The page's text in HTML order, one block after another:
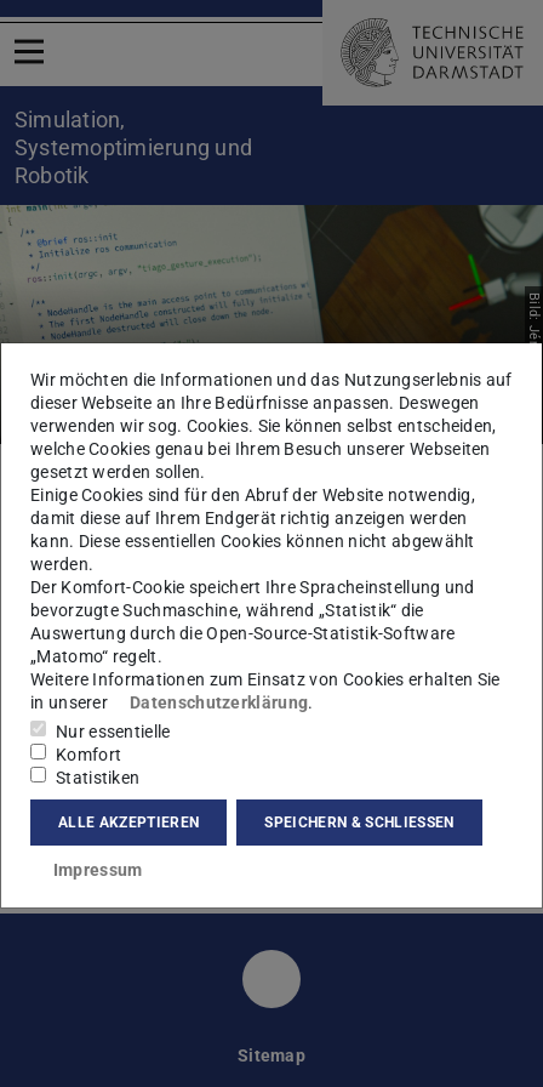
Menü öffnen
Simulation,
Systemoptimierung und
Robotik
XABSL Bild: Jérôme Kirchhoff
Sie befinden sich hier:
TU Darmstadt Informatik
XABSL
KONTAKT
Die Extensible Agent Behavior Specification Language
XABSLermöglicht die effektive Beschreibung komplexen
Verhaltens autonomer Roboter und Multiagentensysteme
mit hierarchischen Zustandsautomaten.
Simulation,
Sitemap
Wir möchten die Informationen und das Nutzungserlebnis auf
dieser Webseite an Ihre Bedürfnisse anpassen. Deswegen
verwenden wir sog. Cookies. Sie können selbst entscheiden,
welche Cookies genau bei Ihrem Besuch unserer Webseiten
gesetzt werden sollen.
Einige Cookies sind für den Abruf der Website notwendig,
damit diese auf Ihrem Endgerät richtig anzeigen werden
kann. Diese essentiellen Cookies können nicht abgewählt
werden.
Der Komfort-Cookie speichert Ihre Spracheinstellung und
bevorzugte Suchmaschine, während „Statistik“ die
Auswertung durch die Open-Source-Statistik-Software
„Matomo“ regelt.
Weitere Informationen zum Einsatz von Cookies erhalten Sie
in unserer
Datenschutzerklärung.
Nur essentielle
Komfort
Statistiken
ALLE AKZEPTIEREN SPEICHERN & SCHLIESSEN
Impressum